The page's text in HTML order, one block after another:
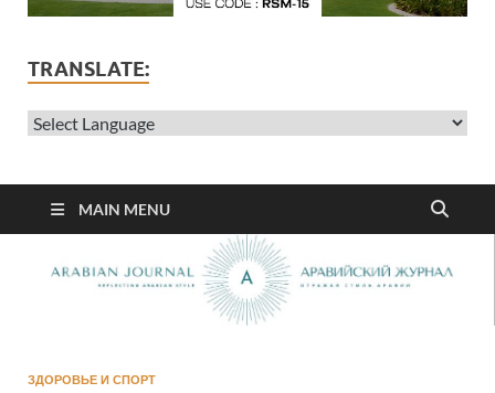
TRANSLATE:
MAIN MENU
ЗДОРОВЬЕ И СПОРТ